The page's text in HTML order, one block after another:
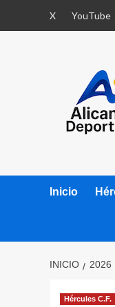
X YouTube
Inicio
INICIO 2026
Hércules C.F.